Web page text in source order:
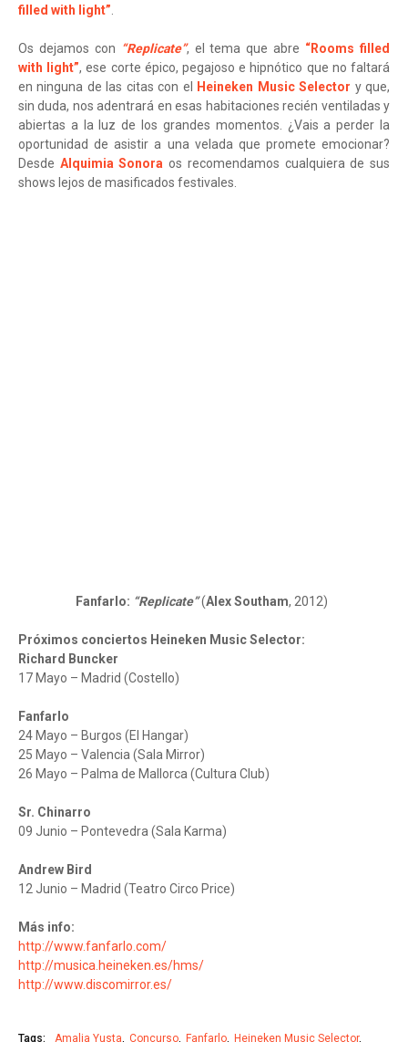
filled with light”.
Os dejamos con “Replicate”, el tema que abre “Rooms filled
with light”, ese corte épico, pegajoso e hipnótico que no faltará
en ninguna de las citas con el
Heineken Music Selector y que,
sin duda, nos adentrará en esas habitaciones recién ventiladas y
abiertas a la luz de los grandes momentos. ¿Vais a perder la
oportunidad de asistir a una velada que promete emocionar?
Desde Alquimia Sonora os recomendamos cualquiera de sus
shows lejos de masificados festivales.
Fanfarlo: “Replicate” (Alex Southam, 2012)
Próximos conciertos Heineken Music Selector:
Richard Buncker
17 Mayo – Madrid (Costello)
Fanfarlo
24 Mayo – Burgos (El Hangar)
25 Mayo – Valencia (Sala Mirror)
26 Mayo – Palma de Mallorca (Cultura Club)
Sr. Chinarro
09 Junio – Pontevedra (Sala Karma)
Andrew Bird
12 Junio – Madrid (Teatro Circo Price)
Más info:
http://www.fanfarlo.com/
http://musica.heineken.es/hms/
http://www.discomirror.es/
Tags: Amalia Yusta Concurso Fanfarlo Heineken Music Selector